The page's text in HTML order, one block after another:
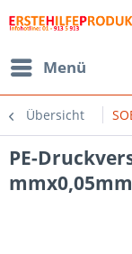
Menü
Übersicht
PE-
mmx0,05mm